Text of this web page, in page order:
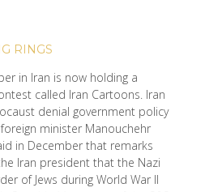
RINGS
in Iran is now holding a
called Iran Cartoons. Iran
denial government policy
minister Manouchehr
in December that remarks
Iran president that the Nazi
of Jews during World War II